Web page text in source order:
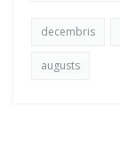
decembris
augusts